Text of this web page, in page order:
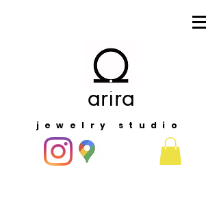
arira
jewelry studio